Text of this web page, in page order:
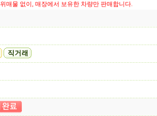
매물 없이, 매장에서 보유한 차량만 판매합니다.